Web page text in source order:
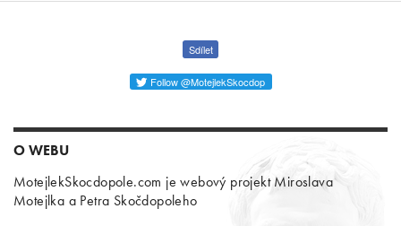
Sdílet
Follow @MotejlekSkocdop
O WEBU
MotejlekSkocdopole.com je webový projekt Miroslava
Motejlka a Petra Skočdopoleho